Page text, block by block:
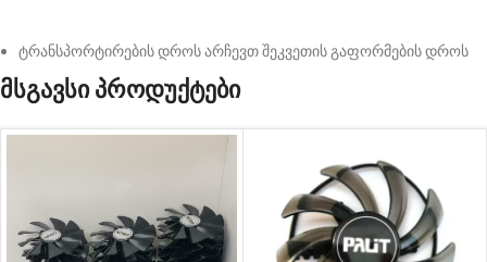
ტრანსპორტირების დროს არჩევთ შეკვეთის გაფორმების დროს
მსგავსი პროდუქტები